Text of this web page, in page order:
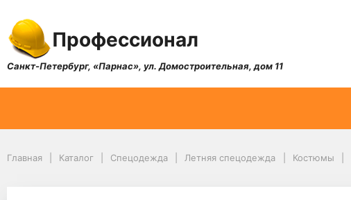
Профессионал
Санкт-Петербург, «Парнас», ул. Домостроительная, дом 11
Главная Каталог Спецодежда Летняя спецодежда Костюмы